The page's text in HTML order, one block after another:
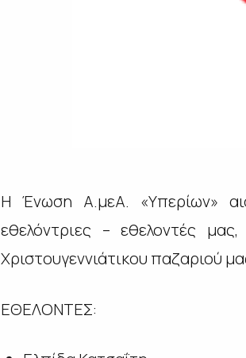
Η Ένωση Α.μεΑ. «Υπερίων»
εθελόντριες – εθελοντές
Χριστουγεννιάτικου παζαριού
ΕΘΕΛΟΝΤΕΣ: